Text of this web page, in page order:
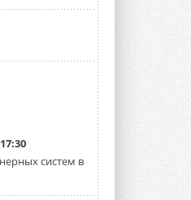
в
посетил
визитом ...
AquaEdge
R1234ze ...
систем в